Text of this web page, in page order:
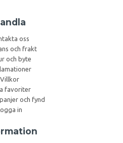
oss
och frakt
och byte
Villkor
favoriter
och fynd
in